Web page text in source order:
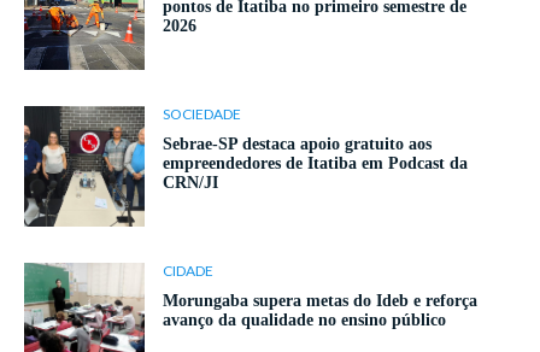
pontos de Itatiba no primeiro semestre de
2026
SOCIEDADE
Sebrae-SP destaca apoio gratuito aos
empreendedores de Itatiba em Podcast da
CRN/JI
CIDADE
Morungaba supera metas do Ideb e reforça
avanço da qualidade no ensino público